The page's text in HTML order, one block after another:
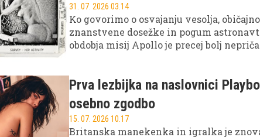
31. 07. 2026 03.14
Ko govorimo o osvajanju vesolja,
znanstvene dosežke in pogum
obdobja misij Apollo je precej bolj
Prva lezbijka na naslovnici
osebno zgodbo
15. 07. 2026 10.17
Britanska manekenka in igralka je